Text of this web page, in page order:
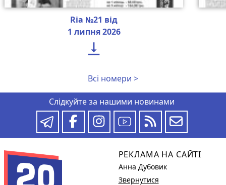
Ria №21 від
1 липня 2026

Всі номери >
Слідкуйте за нашими новинами
РЕКЛАМА НА САЙТІ
Анна Дубовик
Звернутися